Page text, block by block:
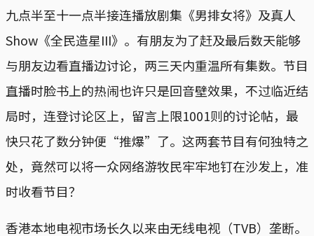
九点半至十一点半接连播放剧集《男排女将》及真人
Show《全民造星III》。有朋友为了赶及最后数天能够
与朋友边看直播边讨论，两三天内重温所有集数。节目
直播时脸书上的热闹也许只是回音壁效果，不过临近结
局时，连登讨论区上，留言上限1001则的讨论帖，最
快只花了数分钟便“推爆”了。这两套节目有何独特之
处，竟然可以将一众网络游牧民牢牢地钉在沙发上，准
时收看节目？
香港本地电视市场长久以来由无线电视（TVB）垄断。